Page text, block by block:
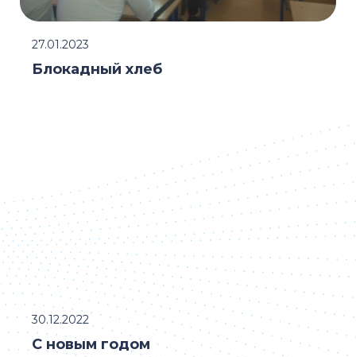
Блокадный хлеб
27.01.2023
С новым годом
30.12.2022